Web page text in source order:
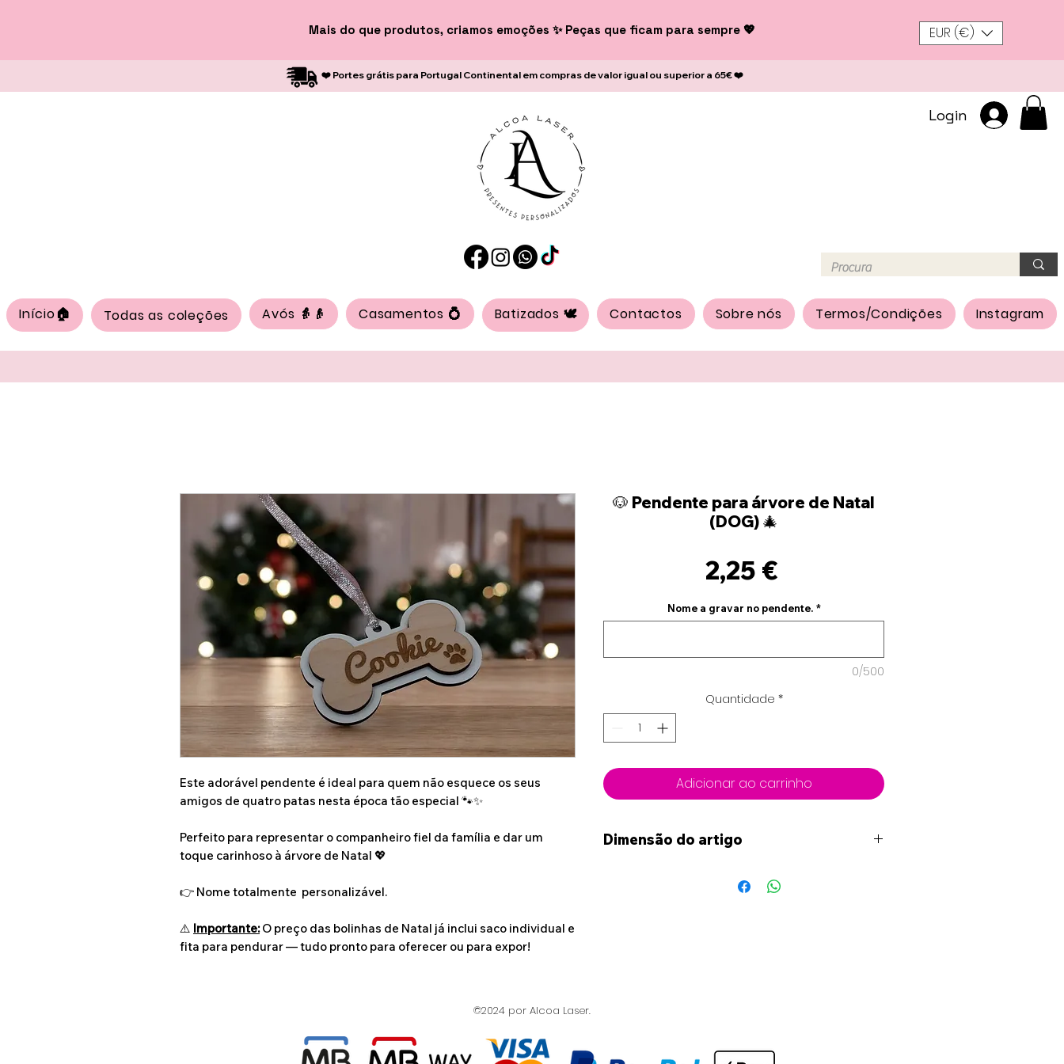
Mais do que produtos, criamos emoções ✨ Peças que ficam para sempre 💖 EUR (€)
❤️ Portes grátis para Portugal Continental em compras de valor igual ou superior a 65€ ❤️
Login
Início🏠 Todas as coleções Avós 👵👴 Casamentos 💍 Batizados 🕊️ Contactos Sobre nós Termos/Condições Instagram
Este adorável pendente é ideal para quem não esquece os seus
amigos de quatro patas nesta época tão especial 🐾✨
Perfeito para representar o companheiro fiel da família e dar um
toque carinhoso à árvore de Natal 💖
👉 Nome totalmente personalizável.
⚠️ Importante:O preço das bolinhas de Natal já inclui saco individual e
fita para pendurar — tudo pronto para oferecer ou para expor!
🐶 Pendente para árvore de Natal
(DOG) 🎄
2,25 €
Nome a gravar no pendente. *
0/500
Quantidade *
Adicionar ao carrinho
Dimensão do artigo
©2024 por Alcoa Laser.